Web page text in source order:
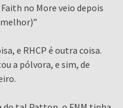
no More veio depois
e RHCP é outra coisa.
a pólvora, e sim, de